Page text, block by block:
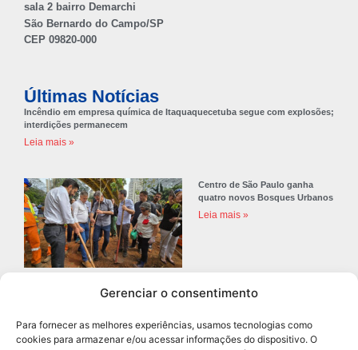
Gerenciar o consentimento
Para fornecer as melhores experiências, usamos tecnologias como
cookies para armazenar e/ou acessar informações do dispositivo. O
sala 2 bairro Demarchi
São Bernardo do Campo/SP
CEP 09820-000
Últimas Notícias
Incêndio em empresa química de Itaquaquecetuba segue com explosões;
interdições permanecem
Leia mais »
Centro de São Paulo ganha
quatro novos Bosques Urbanos
Leia mais »
para professores
Leia mais »